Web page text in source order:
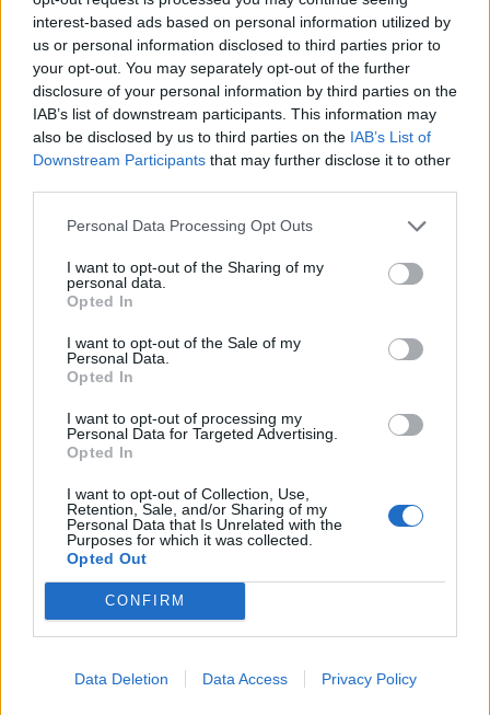
interest-based ads based on personal information utilized by
us or personal information disclosed to third parties prior to
your opt-out. You may separately opt-out of the further
disclosure of your personal information by third parties on the
IAB’s list of downstream participants. This information may
also be disclosed by us to third parties on the IAB’s List of
Downstream Participants that may further disclose it to other
Personal Data Processing Opt Outs
I want to opt-out of the Sharing of my
personal data.
Opted In
I want to opt-out of the Sale of my
Personal Data.
Opted In
I want to opt-out of processing my
Personal Data for Targeted Advertising.
Opted In
I want to opt-out of Collection, Use,
Retention, Sale, and/or Sharing of my
Personal Data that Is Unrelated with the
Purposes for which it was collected.
Opted Out
CONFIRM
Data Deletion Data Access Privacy Policy
Staran luetuimmat
1
MATKAILU
Maailman eniten matkustaneet
yllättävä voittaja